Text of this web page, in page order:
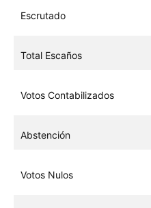
Escrutado
Total Escaños
Votos Contabilizados
Abstención
Votos Nulos